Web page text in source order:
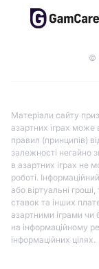
©
Матеріали сайту
азартних іграх може
правил (принципів)
залежності негайно
в азартних іграх не
роботі.
або віртуальні
ставок та інших
азартними іграми чи
на інформаційному
інформаційних цілях.